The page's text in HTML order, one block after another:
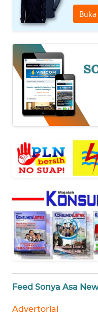
Feed Sonya Asa
Advertorial
TANI
WAHANA
TRAVEL
WAHANA
SPORT
WAHANA
WAHANA
PERSONA
WAHANA
OTOMOTIF
WAHANA